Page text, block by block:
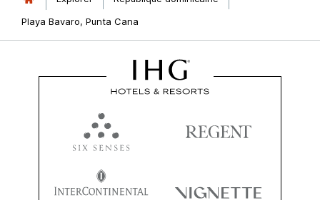
Playa Bavaro, Punta Cana